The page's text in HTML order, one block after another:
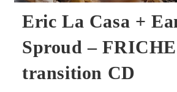
Eric La Casa +
Sproud –
transition CD